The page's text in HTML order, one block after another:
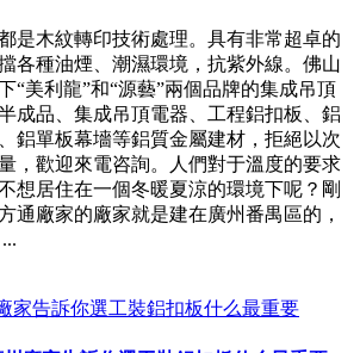
是木紋轉印技術處理。具有非常超卓的
各種油煙、潮濕環境，抗紫外線。佛山
“美利龍”和“源藝”兩個品牌的集成吊頂
成品、集成吊頂電器、工程鋁扣板、鋁
鋁單板幕墻等鋁質金屬建材，拒絕以次
，歡迎來電咨詢。人們對于溫度的要求
想居住在一個冬暖夏涼的環境下呢？剛
通廠家的廠家就是建在廣州番禺區的，